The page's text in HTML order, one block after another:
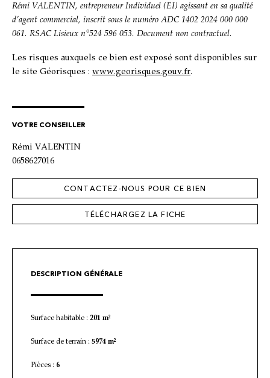
Rémi VALENTIN, entrepreneur Individuel (EI) agissant en sa qualité
d’agent commercial, inscrit sous le numéro ADC 1402 2024 000 000
061. RSAC Lisieux n°524 596 053. Document non contractuel.
Les risques auxquels ce bien est exposé sont disponibles sur
le site Géorisques : www.georisques.gouv.fr.
VOTRE CONSEILLER
Rémi VALENTIN
0658627016
CONTACTEZ-NOUS POUR CE BIEN
TÉLÉCHARGEZ LA FICHE
DESCRIPTION GÉNÉRALE
Surface habitable : 201 m²
Surface de terrain : 5974 m²
Pièces : 6